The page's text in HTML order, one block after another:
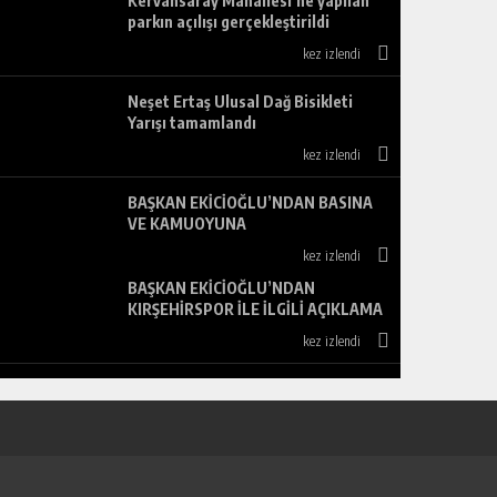
parkın açılışı gerçekleştirildi
kez izlendi
Neşet Ertaş Ulusal Dağ Bisikleti
Yarışı tamamlandı
kez izlendi
BAŞKAN EKİCİOĞLU’NDAN BASINA
VE KAMUOYUNA
kez izlendi
BAŞKAN EKİCİOĞLU’NDAN
KIRŞEHİRSPOR İLE İLGİLİ AÇIKLAMA
kez izlendi